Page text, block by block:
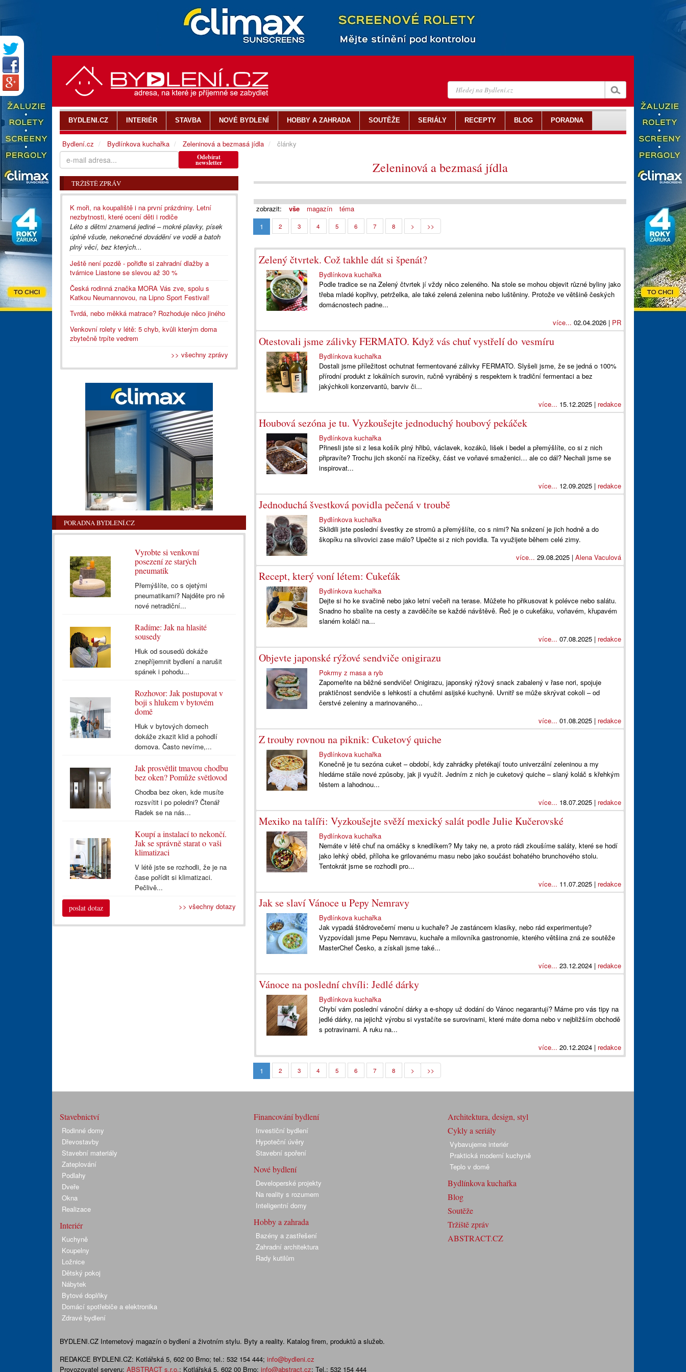
Zeleninová a bezmasá jídla
zobrazit: vše magazín
téma
1
2 3 4 5 6 7 8 > >>
Zelený čtvrtek. Což takhle dát si špenát?
Bydlínkova kuchařka
Podle tradice se na Zelený čtvrtek jí vždy něco zeleného. Na stole se mohou objevit různé byliny jako
třeba mladé kopřivy, petrželka, ale také zelená zelenina nebo luštěniny. Protože ve většině českých
domácnostech padne...
více... 02.04.2026 | PR
Otestovali jsme zálivky FERMATO. Když vás chuť vystřelí do vesmíru
Bydlínkova kuchařka
Dostali jsme příležitost ochutnat fermentované zálivky FERMATO. Slyšeli jsme, že se jedná o 100%
přírodní produkt z lokálních surovin, ručně vyráběný s respektem k tradiční fermentaci a bez
jakýchkoli konzervantů, barviv či...
více... 15.12.2025 | redakce
Houbová sezóna je tu. Vyzkoušejte jednoduchý houbový pekáček
Bydlínkova kuchařka
Přinesli jste si z lesa košík plný hřibů, václavek, kozáků, lišek i bedel a přemýšlíte, co si z nich
připravíte? Trochu jich skončí na řízečky, část ve voňavé smaženici… ale co dál? Nechali jsme se
inspirovat...
více... 12.09.2025 | redakce
Jednoduchá švestková povidla pečená v troubě
Bydlínkova kuchařka
Sklidili jste poslední švestky ze stromů a přemýšlíte, co s nimi? Na snězení je jich hodně a do
škopíku na slivovici zase málo? Upečte si z nich povidla. Ta využijete během celé zimy.
více... 29.08.2025 | Alena Vaculová
Recept, který voní létem: Cukeťák
Bydlínkova kuchařka
Dejte si ho ke svačině nebo jako letní večeři na terase. Můžete ho přikusovat k polévce nebo salátu.
Snadno ho sbalíte na cesty a zavděčíte se každé návštěvě. Řeč je o cukeťáku, voňavém, křupavém
slaném koláči na...
více... 07.08.2025 | redakce
Objevte japonské rýžové sendviče onigirazu
Pokrmy z masa a ryb
Zapomeňte na běžné sendviče! Onigirazu, japonský rýžový snack zabalený v řase nori, spojuje
praktičnost sendviče s lehkostí a chutěmi asijské kuchyně. Uvnitř se může skrývat cokoli – od
čerstvé zeleniny a marinovaného...
více... 01.08.2025 | redakce
Z trouby rovnou na piknik: Cuketový quiche
Bydlínkova kuchařka
Konečně je tu sezóna cuket – období, kdy zahrádky přetékají touto univerzální zeleninou a my
hledáme stále nové způsoby, jak ji využít. Jedním z nich je cuketový quiche – slaný koláč s křehkým
těstem a lahodnou...
více... 18.07.2025 | redakce
Mexiko na talíři: Vyzkoušejte svěží mexický salát podle Julie Kučerovské
Bydlínkova kuchařka
Nemáte v létě chuť na omáčky s knedlíkem? My taky ne, a proto rádi zkoušíme saláty, které se hodí
jako lehký oběd, příloha ke grilovanému masu nebo jako součást bohatého brunchového stolu.
Tentokrát jsme se rozhodli pro...
více... 11.07.2025 | redakce
Jak se slaví Vánoce u Pepy Nemravy
Bydlínkova kuchařka
Jak vypadá štědrovečerní menu u kuchaře? Je zastáncem klasiky, nebo rád experimentuje?
Vyzpovídali jsme Pepu Nemravu, kuchaře a milovníka gastronomie, kterého většina zná ze soutěže
MasterChef Česko, a získali jsme také...
více... 23.12.2024 | redakce
Vánoce na poslední chvíli: Jedlé dárky
Bydlínkova kuchařka
Chybí vám poslední vánoční dárky a e-shopy už dodání do Vánoc negarantují? Máme pro vás tipy na
jedlé dárky, na jejichž výrobu si vystačíte se surovinami, které máte doma nebo v nejbližším obchodě
s potravinami. A ruku na...
více... 20.12.2024 | redakce
1 2 3 4 5 6 7 8 > >>
Odebírat
newsletter
TRŽIŠTĚ ZPRÁV
K moři, na koupaliště i na první prázdniny. Letní
nezbytnosti, které ocení děti i rodiče
Léto s dětmi znamená jediné – mokré plavky, písek
úplně všude, nekonečné dovádění ve vodě a batoh
plný věcí, bez kterých...
Ještě není pozdě - pořiďte si zahradní dlažby a
tvárnice Liastone se slevou až 30 %
Česká rodinná značka MORA Vás zve, spolu s
Katkou Neumannovou, na Lipno Sport Festival!
Tvrdá, nebo měkká matrace? Rozhoduje něco jiného
Venkovní rolety v létě: 5 chyb, kvůli kterým doma
zbytečně trpíte vedrem
>> všechny zprávy
PORADNA BYDLENÍ.CZ
Vyrobte si venkovní
posezení ze starých
pneumatik
Přemýšlíte, co s ojetými
pneumatikami? Najděte pro ně
nové netradiční...
Radíme: Jak na hlasité
sousedy
Hluk od sousedů dokáže
znepříjemnit bydlení a narušit
spánek i pohodu...
Rozhovor: Jak postupovat v
boji s hlukem v bytovém
domě
Hluk v bytových domech
dokáže zkazit klid a pohodlí
domova. Často nevíme,...
Jak prosvětlit tmavou chodbu
bez oken? Pomůže světlovod
Chodba bez oken, kde musíte
rozsvítit i po poledni? Čtenář
Radek se na nás...
Koupí a instalací to nekončí.
Jak se správně starat o vaši
klimatizaci
V létě jste se rozhodli, že je na
čase pořídit si klimatizaci.
Pečlivě...
poslat dotaz >> všechny dotazy
BYDLENI.CZ INTERIÉR STAVBA NOVÉ BYDLENÍ HOBBY A ZAHRADA SOUTĚŽE SERIÁLY RECEPTY BLOG PORADNA
Bydlení.cz Bydlínkova kuchařka Zeleninová a bezmasá jídla články
Stavebnictví
Rodinné domy
Dřevostavby
Stavební materiály
Zateplování
Podlahy
Dveře
Okna
Realizace
Interiér
Kuchyně
Koupelny
Ložnice
Dětský pokoj
Nábytek
Bytové doplňky
Domácí spotřebiče a elektronika
Zdravé bydlení
Financování bydlení
Investiční bydlení
Hypoteční úvěry
Stavební spoření
Nové bydlení
Developerské projekty
Na reality s rozumem
Inteligentní domy
Hobby a zahrada
Bazény a zastřešení
Zahradní architektura
Rady kutilům
Architektura, design, styl
Cykly a seriály
Vybavujeme interiér
Praktická moderní kuchyně
Teplo v domě
Bydlínkova kuchařka
Blog
Soutěže
Tržiště zpráv
ABSTRACT.CZ
BYDLENI.CZ Internetový magazín o bydlení a životním stylu. Byty a reality. Katalog firem, produktů a služeb.
REDAKCE BYDLENI.CZ: Kotlářská 5, 602 00 Brno; tel.: 532 154 444; info@bydleni.cz
Provozovatel serveru: ABSTRACT s.r.o.; Kotlářská 5, 602 00 Brno; info@abstract.cz; Tel.: 532 154 444